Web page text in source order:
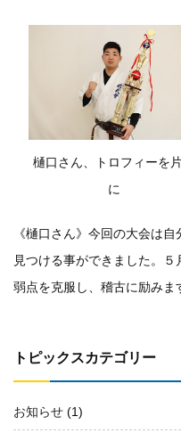
トピックスカテゴリー
お知らせ (1)
樋口さん、トロフィーを
に
《樋口さん》今回の大会は
見つける事ができました。
弱点を克服し、稽古に励みま